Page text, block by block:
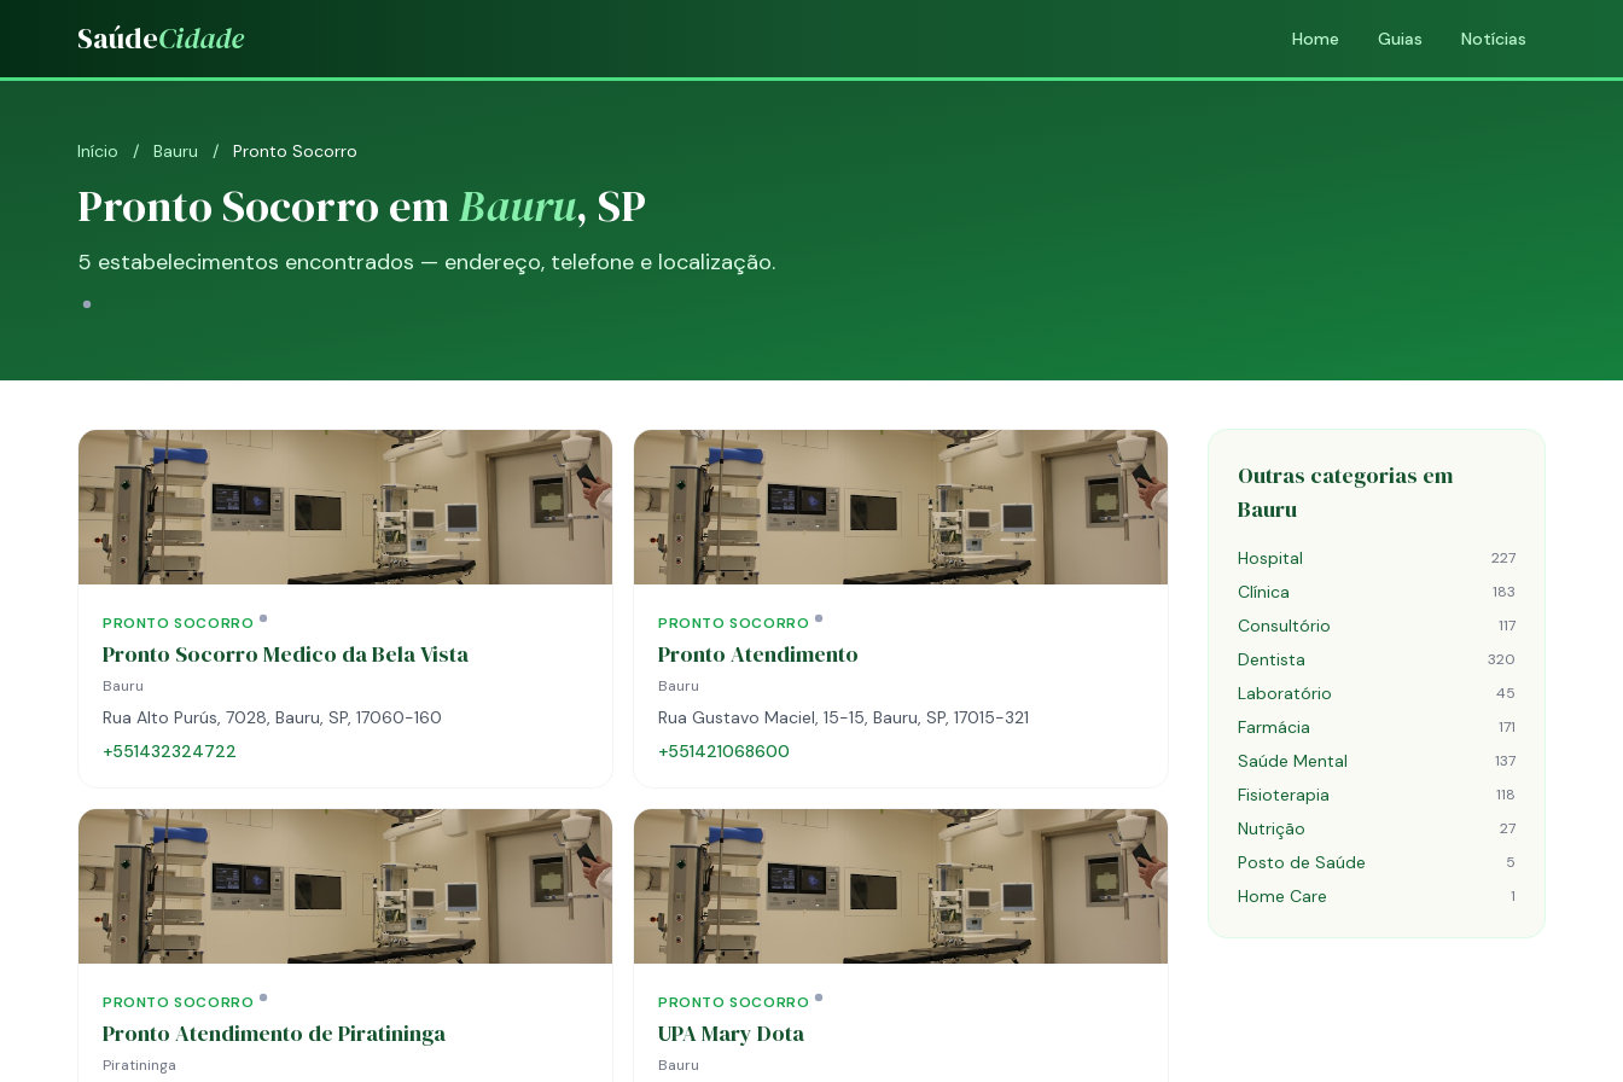
SaúdeCidade Home Guias Notícias
Início / Bauru / Pronto Socorro
Pronto Socorro emBauru, SP
5 estabelecimentos encontrados — endereço, telefone e localização.
PRONTO SOCORRO
Pronto Socorro Medico da Bela Vista
Bauru
Rua Alto Purús, 7028, Bauru, SP, 17060-160
+551432324722
PRONTO SOCORRO
Pronto Atendimento
Bauru
Rua Gustavo Maciel, 15-15, Bauru, SP, 17015-321
+551421068600
PRONTO SOCORRO
Pronto Atendimento de Piratininga
Piratininga
PRONTO SOCORRO
UPA Mary Dota
Bauru
Outras categorias em
Bauru
Hospital 227
Clínica 183
Consultório 117
Dentista 320
Laboratório 45
Farmácia 171
Saúde Mental 137
Fisioterapia 118
Nutrição 27
Posto de Saúde 5
Home Care 1